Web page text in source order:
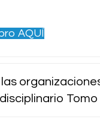
AQUÍ
Tomo II